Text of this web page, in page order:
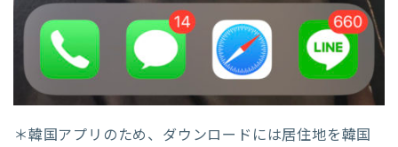
＊韓国アプリのため、ダウンロードには居住地を韓国